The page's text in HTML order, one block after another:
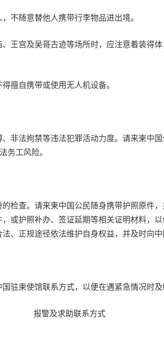
随意替他人携带行李物品进出境。
宫及吴哥古迹等场所时，应注意着装得体
自携带或使用无人机设备。
法拘禁等违法犯罪活动力度。请来柬中国
务工风险。
查。请来柬中国公民随身携带护照原件
或护照补办、签证延期等相关证明材料，
、正规途径依法维护自身权益，并及时向中
柬使馆联系方式，以便在遇紧急情况时及
报警及求助联系方式